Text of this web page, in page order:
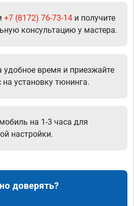
+7 (8172) 76-73-14 и получите
консультацию у мастера.
удобное время и приезжайте
установку тюнинга.
на 1-3 часа для
настройки.
доверять?